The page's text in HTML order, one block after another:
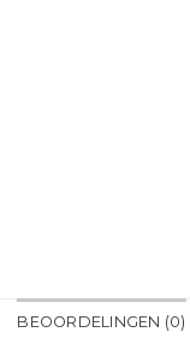
BEOORDELINGEN (0)